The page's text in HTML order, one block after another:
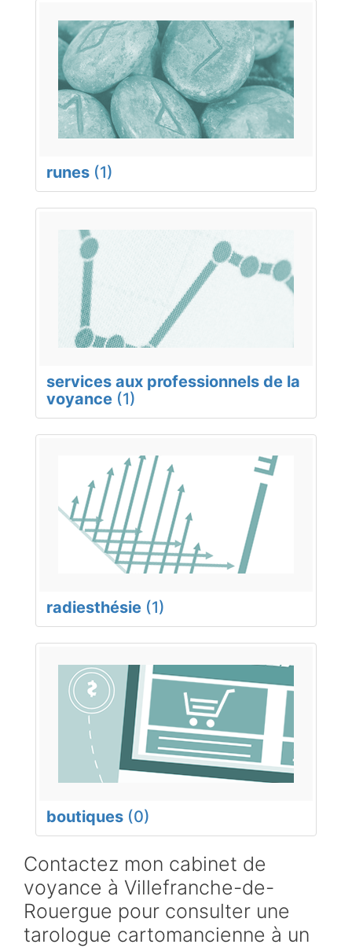
runes (1)
services aux professionnels de la
voyance (1)
radiesthésie (1)
boutiques (0)
Contactez mon cabinet de
voyance à Villefranche-de-
Rouergue pour consulter une
tarologue cartomancienne à un